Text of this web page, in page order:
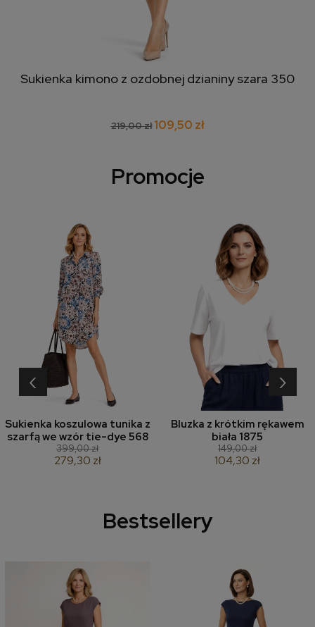
Sukienka kimono z ozdobnej dzianiny szara 350
219,00 zł 109,50 zł
Promocje
Sukienka koszulowa tunika z
szarfą we wzór tie-dye 568
399,00 zł
279,30 zł
Bluzka z krótkim rękawem
biała 1875
149,00 zł
104,30 zł
‹ ›
Bestsellery